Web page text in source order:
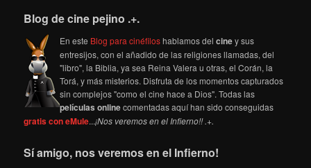
Blog de cine pejino .+.
En este Blog para cinéfiloshablamos delciney sus
entresijos, con el añadido de las religiones llamadas, del
"libro", la Biblia, ya sea Reina Valera u otras, el Corán, la
Torá, y más misterios. Disfruta de los momentos capturados
sin complejos "como el cine hace a Dios". Todas las
películas onlinecomentadas aquí han sido conseguidas
gratis con eMule...¡Nos veremos en el Infierno!! .+.
Sí amigo, nos veremos en el Infierno!